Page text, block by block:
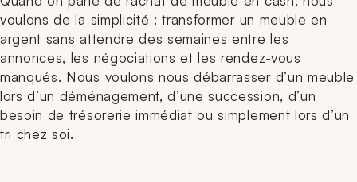
voulons de la simplicité : transformer un meuble en
argent sans attendre des semaines entre les
annonces, les négociations et les rendez-vous
manqués. Nous voulons nous débarrasser d’un meuble
lors d’un déménagement, d’une succession, d’un
besoin de trésorerie immédiat ou simplement lors d’un
tri chez soi.